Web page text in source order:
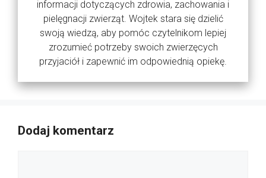
informacji dotyczących zdrowia, zachowania i
pielęgnacji zwierząt. Wojtek stara się dzielić
swoją wiedzą, aby pomóc czytelnikom lepiej
zrozumieć potrzeby swoich zwierzęcych
przyjaciół i zapewnić im odpowiednią opiekę.
Dodaj komentarz